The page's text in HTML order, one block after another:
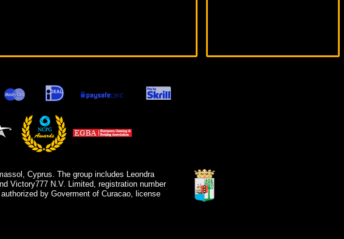
Cyprus. The group includes Leondra
Victory777 N.V. Limited, registration number
by Goverment of Curacao, license